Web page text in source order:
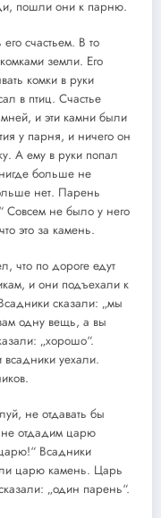
пошли они к парню.
счастьем. В то
земли. Его
комки в руки
в птиц. Счастье
и эти камни были
у парня, и ничего он
А ему в руки попал
нигде больше не
нет. Парень
Совсем не было у него
это за камень.
что по дороге едут
и они подъехали к
сказали: „мы
одну вещь, а вы
„хорошо“.
уехали.
не отдавать бы
отдадим царю
Всадники
царю камень. Царь
„один парень“.